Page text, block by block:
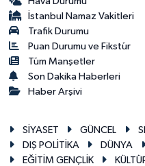
İstanbul Namaz Vakitleri
Trafik Durumu
Puan Durumu ve Fikstür
Tüm Manşetler
Son Dakika Haberleri
Haber Arşivi
SİYASET GÜNCEL
DIŞ POLİTİKA
DÜNYA
EĞİTİM GENÇLİK